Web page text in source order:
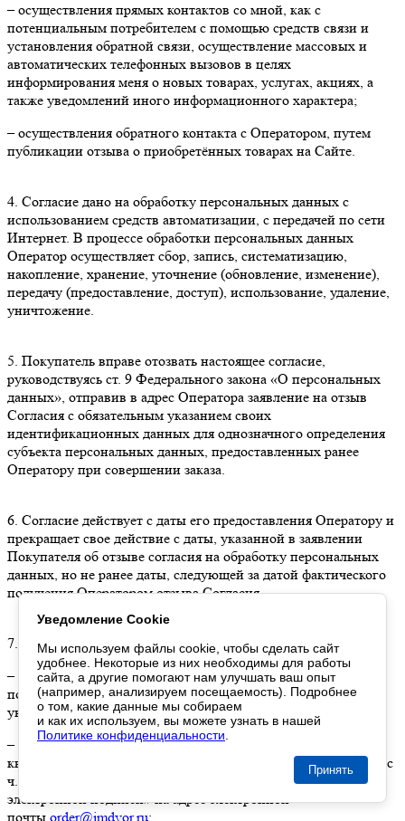
Уведомление Cookie
Мы используем файлы cookie, чтобы сделать сайт
удобнее. Некоторые из них необходимы для работы
сайта, а другие помогают нам улучшать ваш опыт
(например, анализируем посещаемость). Подробнее
о том , какие данные мы собираем
и как их используем
вы можете узнать в нашей
Политике конфиденциальности
Принять
– осуществления прямых контактов со мной, как с
потенциальным потребителем с помощью средств связи и
установления обратной связи, осуществление массовых и
автоматических телефонных вызовов в целях
информирования меня о новых товарах, услугах, акциях, а
также уведомлений иного информационного характера;
– осуществления обратного контакта с Оператором, путем
публикации отзыва о приобретённых товарах на Сайте.
4. Согласие дано на обработку персональных данных с
использованием средств автоматизации, с передачей по сети
Интернет. В процессе обработки персональных данных
Оператор осуществляет сбор, запись, систематизацию,
накопление, хранение, уточнение (обновление, изменение),
передачу (предоставление, доступ), использование, удаление,
уничтожение.
5. Покупатель вправе отозвать настоящее согласие,
руководствуясь ст. 9 Федерального закона «О персональных
данных», отправив в адрес Оператора заявление на отзыв
Согласия с обязательным указанием своих
идентификационных данных для однозначного определения
субъекта персональных данных, предоставленных ранее
Оператору при совершении заказа.
6. Согласие действует с даты его предоставления Оператору и
прекращает свое действие с даты, указанной в заявлении
Покупателя об отзыве согласия на обработку персональных
данных, но не ранее даты, следующей за датой фактического
получения Оператором отзыва Согласия.
7. Заявление на отзыв согласия может быть направлено:
– на подписанном собственноручно материальном носителе,
почтовой службой заказным письмом на адрес Оператора,
указанный в п. 1 Согласия;
– в форме электронного документа, подписанного
квалифицированной электронной подписью в соответствии с
ч.1, ст.6, Федерального закона от 06.04.2011 № 63-ФЗ «Об
электронной подписи» на адрес электронной
почты order@imdvor.ru;